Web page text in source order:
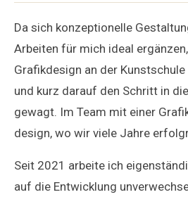
Da sich konzeptionelle
Arbeiten für mich ideal
Grafikdesign an der
und kurz darauf den Schritt in
gewagt. Im Team mit einer
design, wo wir viele Jahre
Seit 2021 arbeite ich
auf die Entwicklung